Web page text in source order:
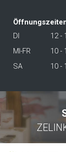
DI
12 -
MI-FR
10 -
SA
10 -